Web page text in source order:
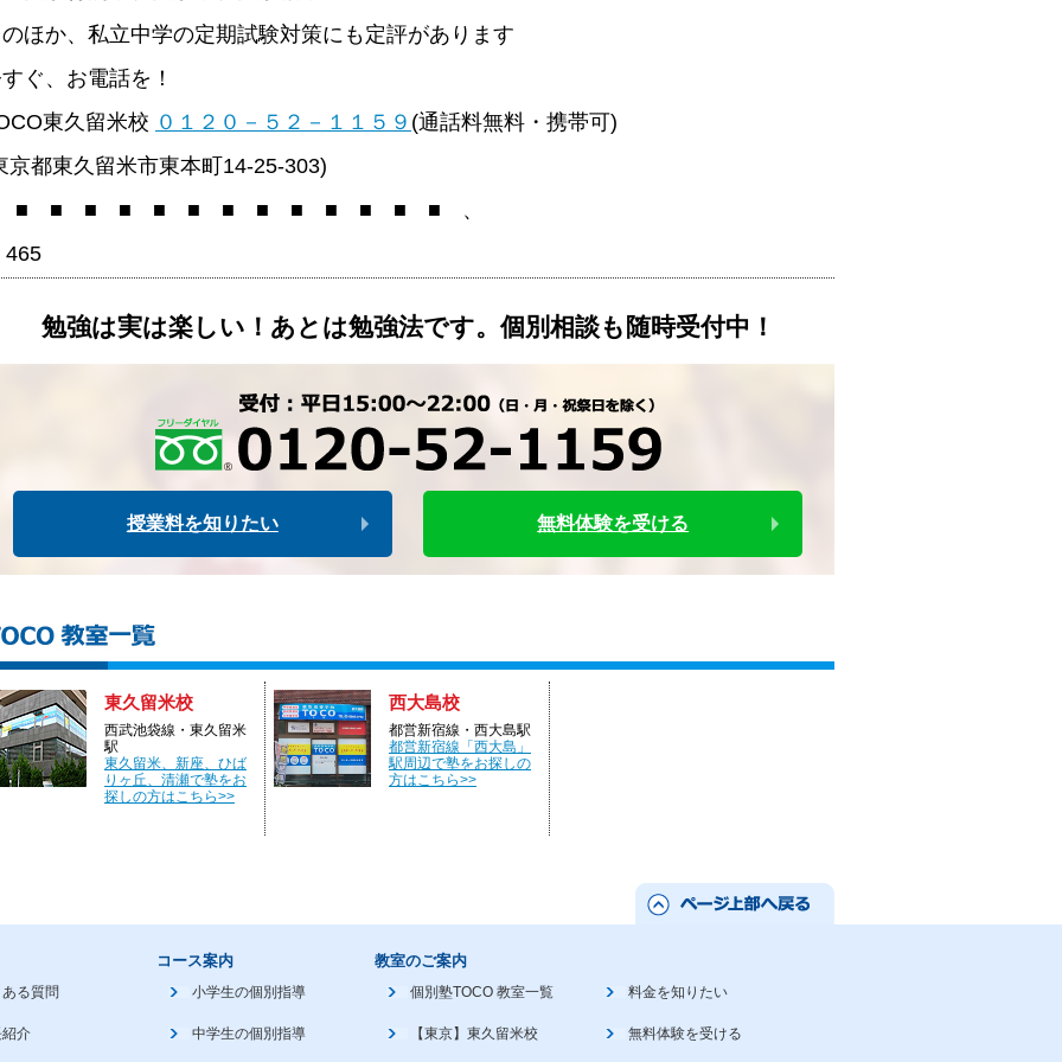
ほか、私立中学の定期試験対策にも定評があります
ぐ、お電話を！
東久留米校 ０１２０－５２－１１５９ (通話料無料・携帯可)
京都東久留米市東本町14-25-303)
■ ■ ■ ■ ■ ■ ■ ■ ■ ■ ■ ■ ■ 、
465
勉強は実は楽しい！あとは勉強法です。個別相談も随時受付中！
授業料を知りたい 無料体験を受ける
東久留米校
西武池袋線・東久留米
駅
東久留米、新座、ひば
りヶ丘、清瀬で塾をお
探しの方はこちら>>
西大島校
都営新宿線・西大島駅
都営新宿線「西大島」
駅周辺で塾をお探しの
方はこちら>>
る質問
介
コース案内
小学生の個別指導
中学生の個別指導
教室のご案内
個別塾TOCO 教室一覧
【東京】東久留米校
料金を知りたい
無料体験を受ける